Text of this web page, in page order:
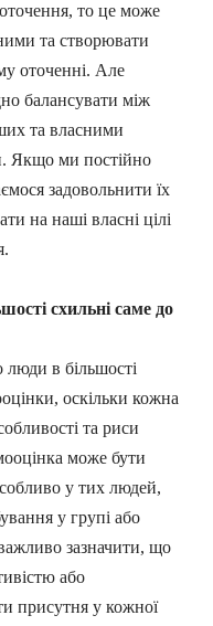
оточення, то це може
та створювати
оточенні. Але
балансувати між
та власними
Якщо ми постійно
задовольнити їх
на наші власні цілі
схильні саме до
в більшості
оскільки кожна
та риси
може бути
у тих людей,
у групі або
зазначити, що
або
присутня у кожної